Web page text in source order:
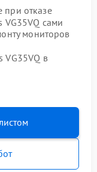
при отказе
сами
мониторов
VG35VQ в